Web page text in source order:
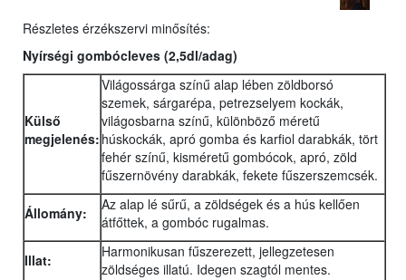
Részletes érzékszervi minősítés:
Nyírségi gombócleves (2,5dl/adag)
Külső
megjelenés:
Világossárga színű alap lében zöldborsó
szemek, sárgarépa, petrezselyem kockák,
világosbarna színű, különböző méretű
húskockák, apró gomba és karfiol darabkák, tört
fehér színű, kisméretű gombócok, apró, zöld
fűszernövény darabkák, fekete fűszerszemcsék.
Állomány:
Az alap lé sűrű, a zöldségek és a hús kellően
átfőttek, a gombóc rugalmas.
Illat:
Harmonikusan fűszerezett, jellegzetesen
zöldséges illatú. Idegen szagtól mentes.